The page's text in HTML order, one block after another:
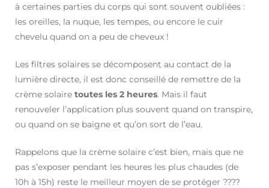
à certaines parties du corps qui sont souvent oubliées :
les oreilles, la nuque, les tempes, ou encore le cuir
chevelu quand on a peu de cheveux !
Les filtres solaires se décomposent au contact de la
lumière directe, il est donc conseillé de remettre de la
crème solaire toutes les 2 heures. Mais il faut
renouveler l’application plus souvent quand on transpire,
ou quand on se baigne et qu’on sort de l’eau.
Rappelons que la crème solaire c’est bien, mais que ne
pas s’exposer pendant les heures les plus chaudes (de
10h à 15h) reste le meilleur moyen de se protéger ????